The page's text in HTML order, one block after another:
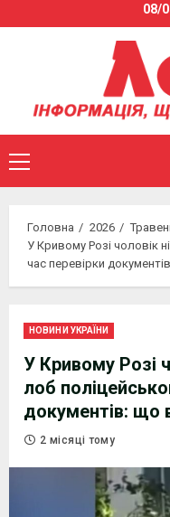
to
08/
Primary
Menu
Головна 2026
У Кривому Розі чоловік
час перевірки
НОВИНИ УКРАЇНИ
У Кривому Розі
лоб
документів: що
2 місяці тому